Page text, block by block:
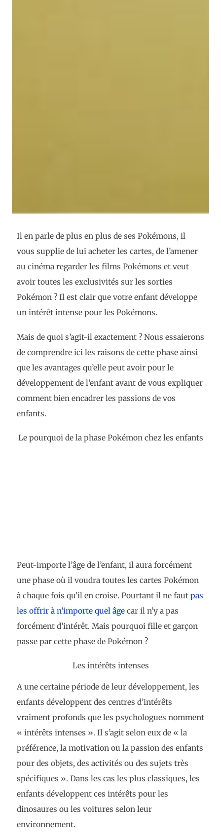
Il en parle de plus en plus de ses Pokémons, il
vous supplie de lui acheter les cartes, de l’amener
au cinéma regarder les films Pokémons et veut
avoir toutes les exclusivités sur les sorties
Pokémon ? Il est clair que votre enfant développe
un intérêt intense pour les Pokémons.
Mais de quoi s’agit-il exactement ? Nous essaierons
de comprendre ici les raisons de cette phase ainsi
que les avantages qu’elle peut avoir pour le
développement de l’enfant avant de vous expliquer
comment bien encadrer les passions de vos
enfants.
Le pourquoi de la phase Pokémon chez les enfants
Peut-importe l’âge de l’enfant, il aura forcément
une phase où il voudra toutes les cartes Pokémon
à chaque fois qu’il en croise. Pourtant il ne faut pas
les offrir à n’importe quel âgecar il n’y a pas
forcément d’intérêt. Mais pourquoi fille et garçon
passe par cette phase de Pokémon ?
Les intérêts intenses
A une certaine période de leur développement, les
enfants développent des centres d’intérêts
vraiment profonds que les psychologues nomment
« intérêts intenses ». Il s’agit selon eux de « la
préférence, la motivation ou la passion des enfants
pour des objets, des activités ou des sujets très
spécifiques ». Dans les cas les plus classiques, les
enfants développent ces intérêts pour les
dinosaures ou les voitures selon leur
environnement.